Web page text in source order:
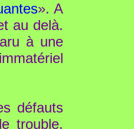
». A
au delà.
à une
défauts
trouble.